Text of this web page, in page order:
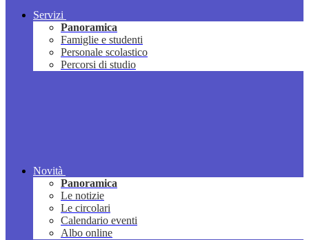
Servizi
Panoramica
Famiglie e studenti
Personale scolastico
Percorsi di studio
Novità
Panoramica
Le notizie
Le circolari
Calendario eventi
Albo online